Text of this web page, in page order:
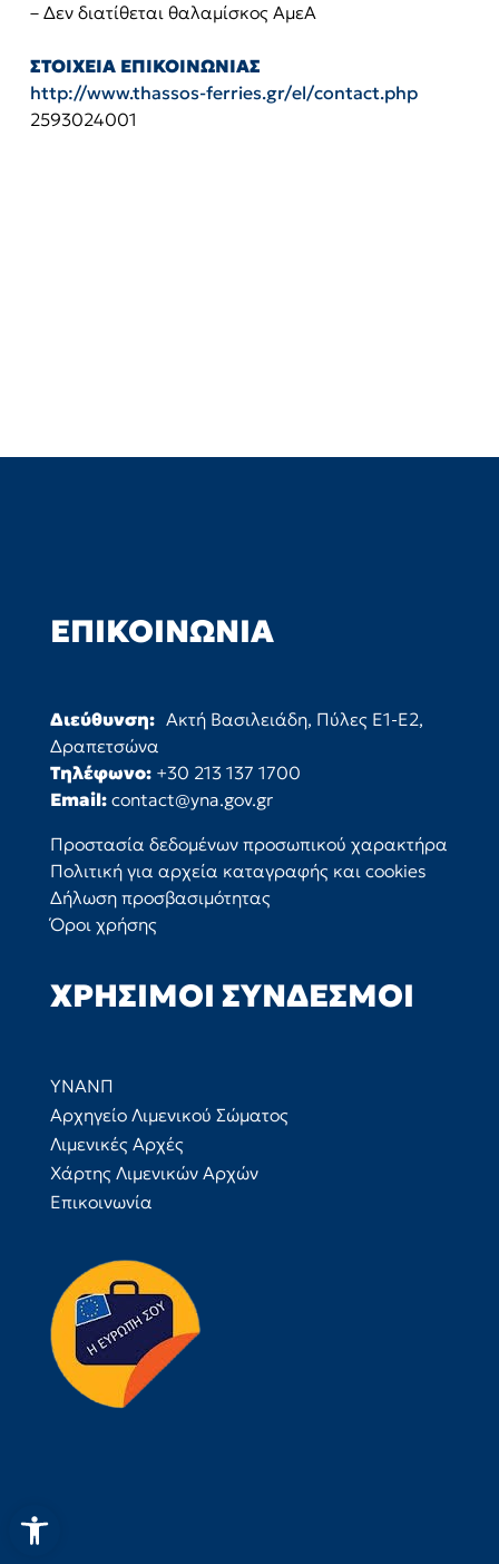
Ανοίξτε τη γραμμή
– Δεν διατίθεται θαλαμίσκος ΑμεΑ
ΣΤΟΙΧΕΙΑ ΕΠΙΚΟΙΝΩΝΙΑΣ
http://www.thassos-ferries.gr/el/contact.php
2593024001
ΕΠΙΚΟΙΝΩΝΊΑ
Διεύθυνση: Ακτή Βασιλειάδη, Πύλες Ε1-Ε2,
Δραπετσώνα
Τηλέφωνο: +30 213 137 1700
Email: contact@yna.gov.gr
Προστασία δεδομένων προσωπικού χαρακτήρα
Πολιτική για αρχεία καταγραφής και cookies
Δήλωση προσβασιμότητας
Όροι χρήσης
ΧΡΉΣΙΜΟΙ ΣΎΝΔΕΣΜΟΙ
ΥΝΑΝΠ
Αρχηγείο Λιμενικού Σώματος
Λιμενικές Αρχές
Χάρτης Λιμενικών Αρχών
Επικοινωνία